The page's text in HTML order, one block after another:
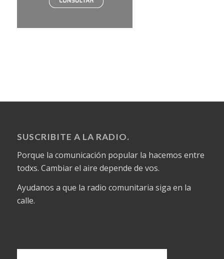
SUSCRIBITE A LA RADIO.
Porque la comunicación popular la hacemos entre
todxs. Cambiar el aire depende de vos.
Ayudanos a que la radio comunitaria siga en la
calle.